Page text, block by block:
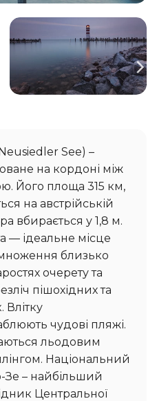
на кордоні між
Його площа 315 км,
на австрійській
вбирається у 1,8 м.
— ідеальне місце
близько
очерету та
пішохідних та
чудові пляжі.
льодовим
Національний
Зе – найбільший
Центральної